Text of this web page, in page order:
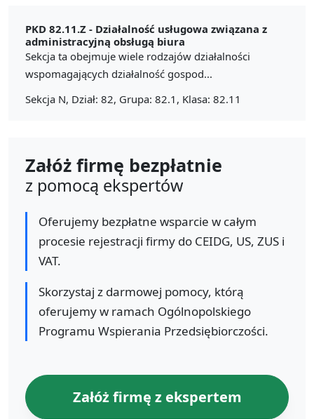
PKD 82.11.Z - Działalność usługowa związana z
administracyjną obsługą biura
Sekcja ta obejmuje wiele rodzajów działalności
wspomagających działalność gospod...
Sekcja N, Dział: 82, Grupa: 82.1, Klasa: 82.11
Załóż firmę bezpłatnie
z pomocą ekspertów
Oferujemy bezpłatne wsparcie w całym
procesie rejestracji firmy do CEIDG, US, ZUS i
VAT.
Skorzystaj z darmowej pomocy, którą
oferujemy w ramach Ogólnopolskiego
Programu Wspierania Przedsiębiorczości.
Załóż firmę z ekspertem